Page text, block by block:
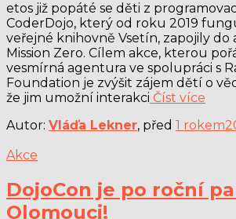
etos již popáté se děti z
CoderDojo, který od roku 2019
veřejné knihovně Vsetín, zapojily do
Mission Zero. Cílem akce, kterou
vesmírná agentura ve spolupráci s
Foundation je zvýšit zájem dětí o
že jim umožní interakci Číst více
Autor: Vláďa Lekner, před 1 rokem
Akce
DojoCon je po roční
Olomouci!